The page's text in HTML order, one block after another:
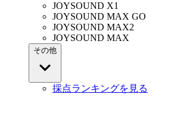
JOYSOUND X1
JOYSOUND MAX GO
JOYSOUND MAX2
JOYSOUND MAX
その他
採点ランキングを見る